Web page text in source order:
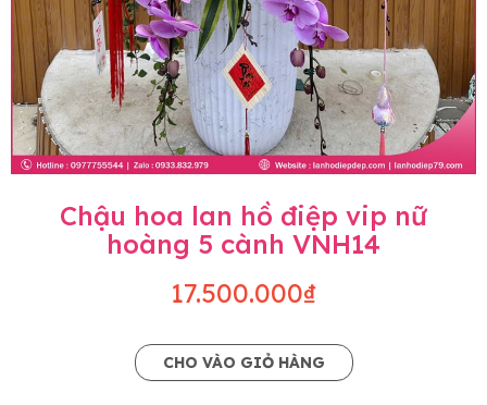
Chậu hoa lan hồ điệp vip nữ
hoàng 5 cành VNH14
17.500.000₫
CHO VÀO GIỎ HÀNG